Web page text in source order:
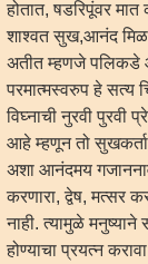
होतात, षडरिपूंवर
शाश्वत सुख,आनंद
अतीत म्हणजे
परमात्मस्वरुप हे सत्य
विघ्नाची नुरवी
आहे म्हणून तो सुखकर्ता
अशा आनंदमय
करणारा, द्वेष, मत्सर
नाही. त्यामुळे
होण्याचा प्रयत्न